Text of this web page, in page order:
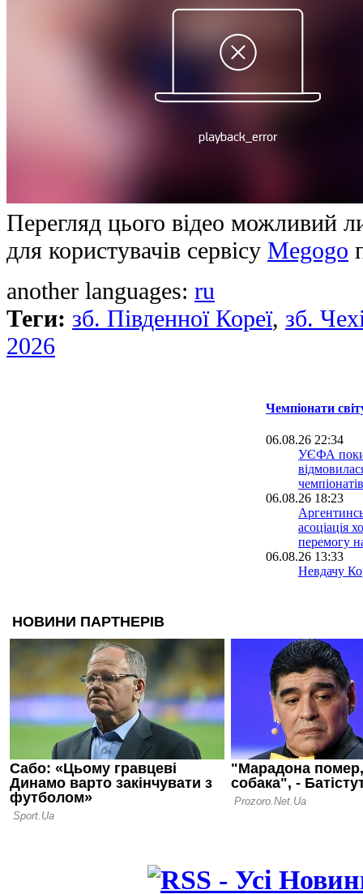
Перегляд цього відео можливий
для користувачів сервісу Megogo
another languages: ru
Теги: зб. Південної Кореї, зб.
2026
Чемпіонати
06.08.26 22:34
УЄФА
06.08.26 18:23
асоціація
перемогу
06.08.26 13:33
Невдачу
проводити
разом із
05.08.26 23:39
ФІФА
ідеї: чутки
ЧС-2030 у